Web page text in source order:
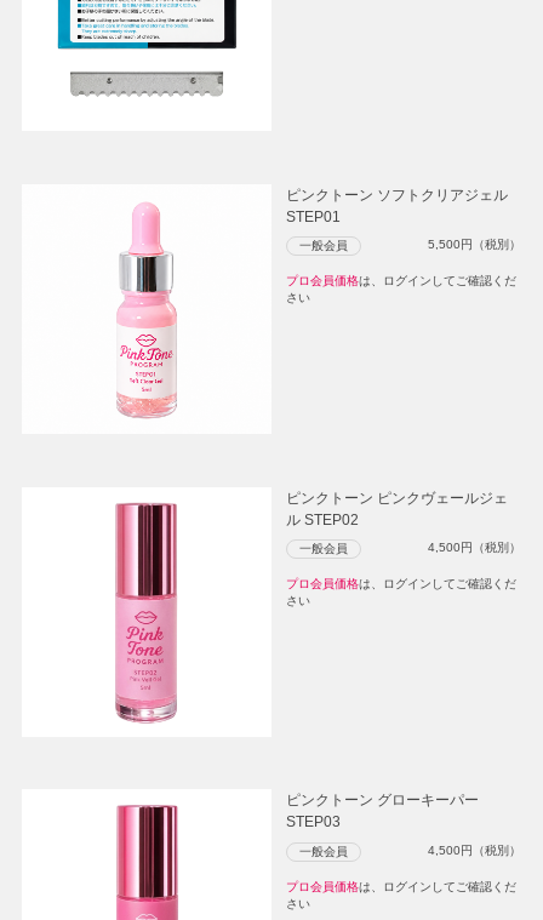
ピンクトーン ソフトクリアジェル
STEP01
一般会員 5,500円（税別）
プロ会員価格は、ログインしてご確認くだ
さい
ピンクトーン ピンクヴェールジェ
ル STEP02
一般会員 4,500円（税別）
プロ会員価格は、ログインしてご確認くだ
さい
ピンクトーン グローキーパー
STEP03
一般会員 4,500円（税別）
プロ会員価格は、ログインしてご確認くだ
さい